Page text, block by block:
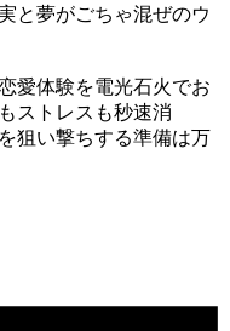
と夢がごちゃ混ぜのウ
愛体験を電光石火でお
ストレスも秒速消
狙い撃ちする準備は万